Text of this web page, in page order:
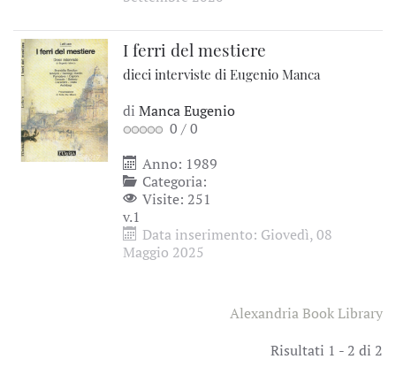
I ferri del mestiere
dieci interviste di Eugenio Manca
di Manca Eugenio
0 /0
Anno: 1989
Categoria:
Visite: 251
v.1
Data inserimento: Giovedì, 08
Maggio 2025
Alexandria Book Library
Risultati 1 - 2 di 2